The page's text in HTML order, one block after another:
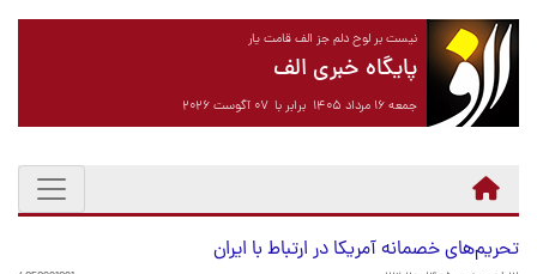
نیست بر لوح دلم جز الف قامت یار
پایگاه خبری الف
جمعه ۱۶ مرداد ۱۴۰۵ برابر با ۰۷ آگوست ۲۰۲۶
تحریم‌های خصمانه آمریکا در ارتباط با ایران